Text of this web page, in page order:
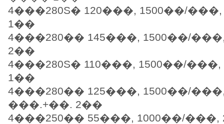
4���280S� 120���, 1500��/���,
1��
4���280�� 145���, 1500��/
2��
4���280S� 110���, 1500��/���,
1��
4���280�� 125���, 1500��/���,
���.+��. 2��
4���250�� 55���, 1000��/���,